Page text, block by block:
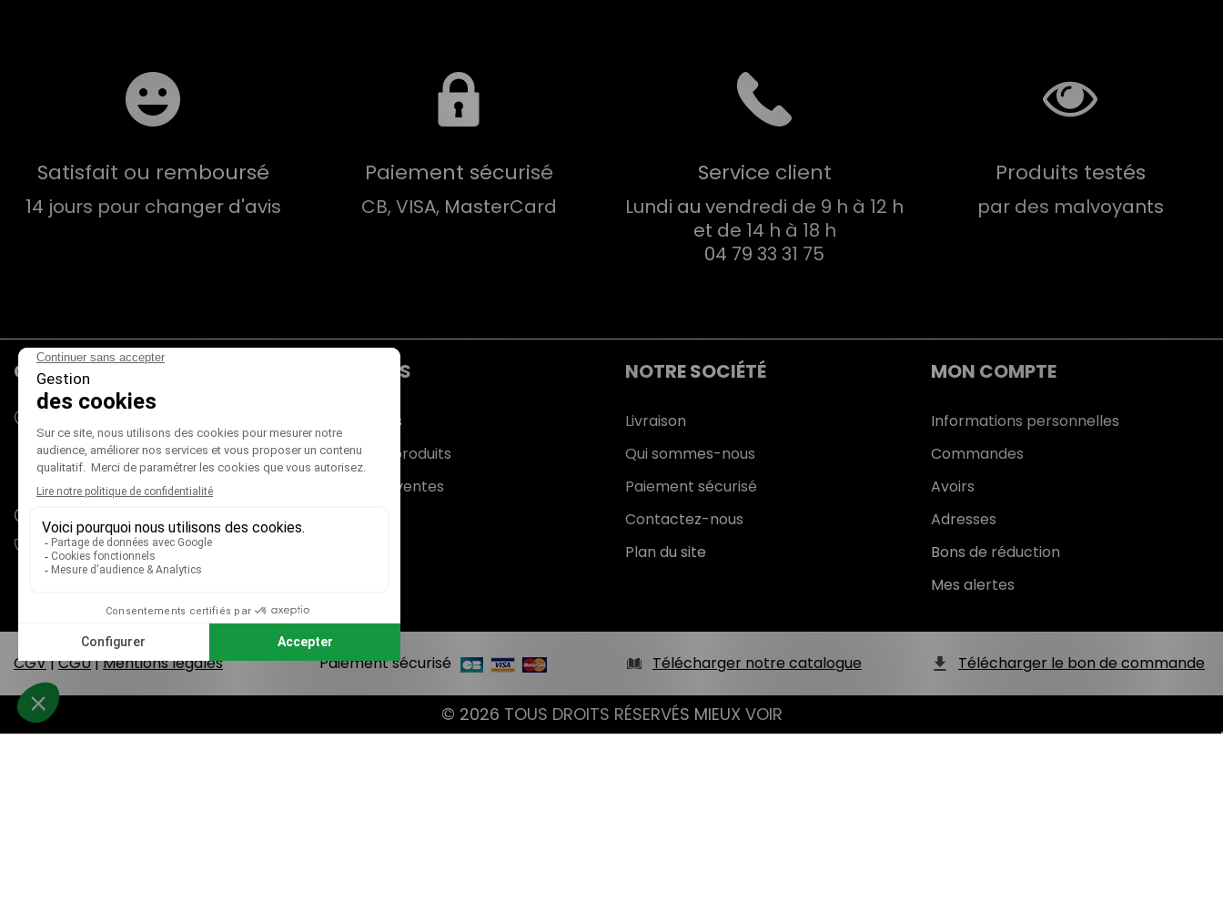
Satisfait ou remboursé
14 jours pour changer d'avis
Paiement sécurisé
CB, VISA, MasterCard
Service client
Lundi au vendredi de 9 h à 12 h
et de 14 h à 18 h
04 79 33 31 75
Produits testés
par des malvoyants
CONTACTS
180 rue du Genevois
73000 CHAMBÉRY
France métropolitaine (+ Corse)
04 79 33 31 75
PRODUITS
Promotions
Nouveaux produits
Meilleures ventes
NOTRE SOCIÉTÉ
Livraison
Qui sommes-nous
Paiement sécurisé
Contactez-nous
Plan du site
MON COMPTE
Informations personnelles
Commandes
Avoirs
Adresses
Bons de réduction
Mes alertes
CGV|CGU|Mentions légales Paiement sécurisé Télécharger notre catalogue Télécharger le bon de commande
© 2026 TOUS DROITS RÉSERVÉS MIEUX VOIR